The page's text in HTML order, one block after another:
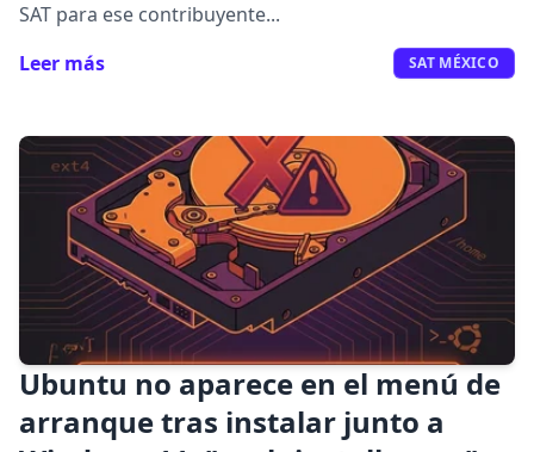
SAT para ese contribuyente...
Leer más
SAT MÉXICO
Ubuntu no aparece en el menú de
arranque tras instalar junto a